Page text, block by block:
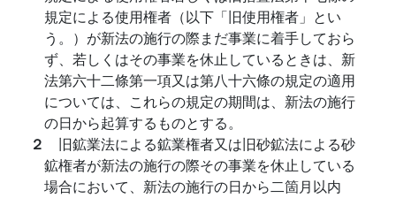
規定による使用権者（以下「旧使用権者」とい
う。）が新法の施行の際まだ事業に着手しておら
ず、若しくはその事業を休止しているときは、新
法第六十二條第一項又は第八十六條の規定の適用
については、これらの規定の期間は、新法の施行
の日から起算するものとする。
２ 旧鉱業法による鉱業権者又は旧砂鉱法による砂
鉱権者が新法の施行の際その事業を休止している
場合において、新法の施行の日から二箇月以内